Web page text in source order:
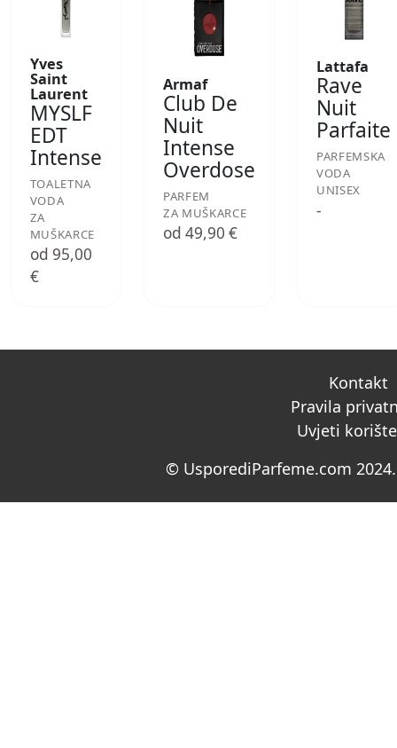
Yves
Saint
Laurent
MYSLF
EDT
Intense
TOALETNA
VODA
ZA
MUŠKARCE
od 95,00
€
Armaf
Club De
Nuit
Intense
Overdose
PARFEM
ZA MUŠKARCE
od 49,90 €
Lattafa
Rave
Nuit
Parfaite
PARFEMSKA
VODA
UNISEX
-
Kontakt
Pravila
Uvjeti
© UsporediParfeme.com